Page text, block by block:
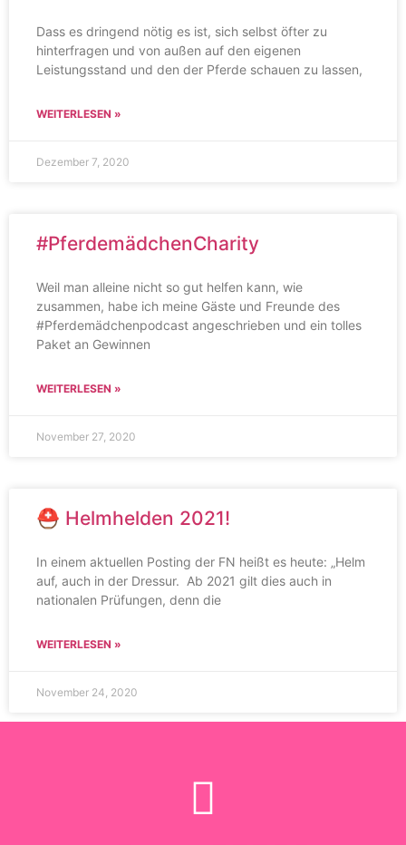
Dass es dringend nötig es ist, sich selbst öfter zu
hinterfragen und von außen auf den eigenen
Leistungsstand und den der Pferde schauen zu lassen,
WEITERLESEN »
Dezember 7, 2020
#PferdemädchenCharity
Weil man alleine nicht so gut helfen kann, wie
zusammen, habe ich meine Gäste und Freunde des
#Pferdemädchenpodcast angeschrieben und ein tolles
Paket an Gewinnen
WEITERLESEN »
November 27, 2020
⛑ Helmhelden 2021!
In einem aktuellen Posting der FN heißt es heute: „Helm
auf, auch in der Dressur. Ab 2021 gilt dies auch in
nationalen Prüfungen, denn die
WEITERLESEN »
November 24, 2020